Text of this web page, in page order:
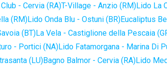
- Cervia (RA)T-Village - Anzio (RM)Lido La
(RM)Lido Onda Blu - Ostuni (BR)Eucaliptus
(BT)La Vela - Castiglione della Pescaia
- Portici (NA)Lido Fatamorgana - Marina Di
(LU)Bagno Balmor - Cervia (RA)Lido